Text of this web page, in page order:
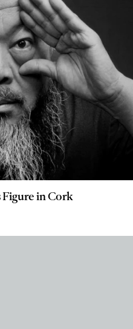
in Cork